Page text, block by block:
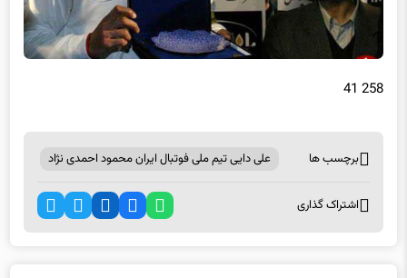
258 41
برچسب ها علی دایی تیم ملی فوتبال ایران محمود احمدی ‌نژاد
اشتراک گذاری